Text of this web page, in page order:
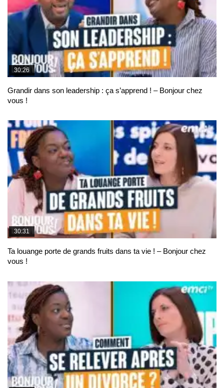
30:26
Grandir dans son leadership : ça s’apprend ! – Bonjour chez
vous !
30:31
Ta louange porte de grands fruits dans ta vie ! – Bonjour chez
vous !